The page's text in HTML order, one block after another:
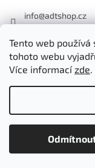
Tento web používá
tohoto webu
Více informacízde.
info@adtshop.cz
+420724549949
Copyright 2026